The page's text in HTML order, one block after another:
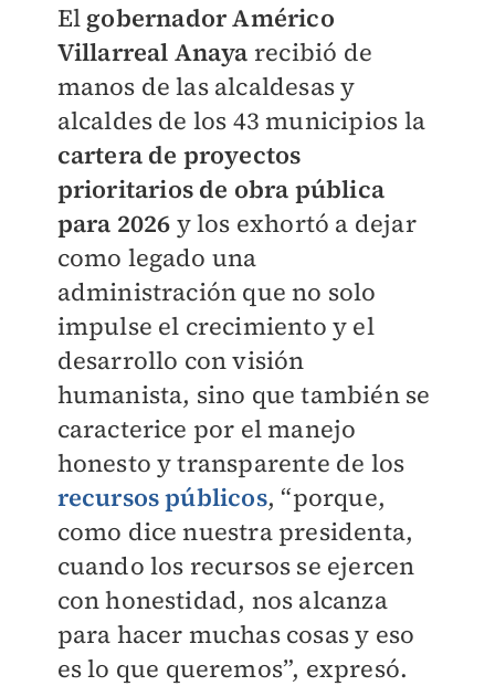
El gobernador Américo
Villarreal Anaya recibió de
manos de las alcaldesas y
alcaldes de los 43 municipios la
cartera de proyectos
prioritarios de obra pública
para 2026 y los exhortó a dejar
como legado una
administración que no solo
impulse el crecimiento y el
desarrollo con visión
humanista, sino que también se
caracterice por el manejo
honesto y transparente de los
recursos públicos, “porque,
como dice nuestra presidenta,
cuando los recursos se ejercen
con honestidad, nos alcanza
para hacer muchas cosas y eso
es lo que queremos”, expresó.